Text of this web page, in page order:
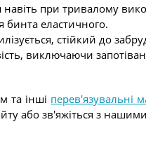
навіть при тривалому
бинта еластичного.
стійкий до
виключаючи
та інші перев'язувальні
або зв'яжіться з